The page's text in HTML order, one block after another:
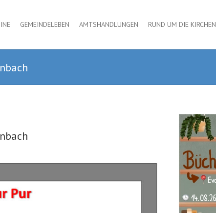
GEMEINDELEBEN AMTSHANDLUNGEN RUND UM DIE KIRCHEN